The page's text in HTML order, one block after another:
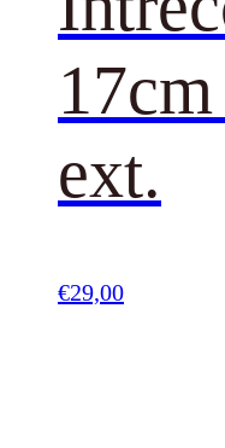
ext.
€29,00